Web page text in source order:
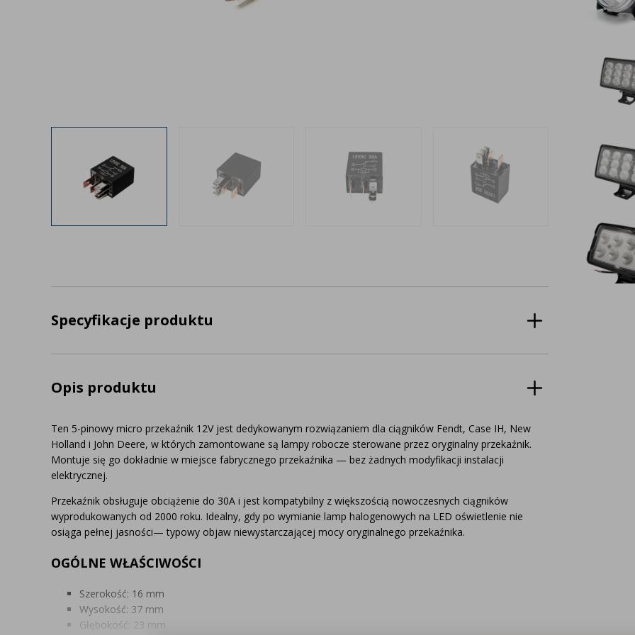
Specyfikacje produktu
Opis produktu
Ten 5-pinowy micro przekaźnik 12V jest dedykowanym rozwiązaniem dla ciągników Fendt, Case IH, New
Holland i John Deere, w których zamontowane są lampy robocze sterowane przez oryginalny przekaźnik.
Montuje się go dokładnie w miejsce fabrycznego przekaźnika — bez żadnych modyfikacji instalacji
elektrycznej.
Przekaźnik obsługuje obciążenie do 30A i jest kompatybilny z większością nowoczesnych ciągników
wyprodukowanych od 2000 roku. Idealny, gdy po wymianie lamp halogenowych na LED oświetlenie nie
osiąga pełnej jasności— typowy objaw niewystarczającej mocy oryginalnego przekaźnika.
OGÓLNE WŁAŚCIWOŚCI
Szerokość: 16 mm
Wysokość: 37 mm
Głębokość: 23 mm